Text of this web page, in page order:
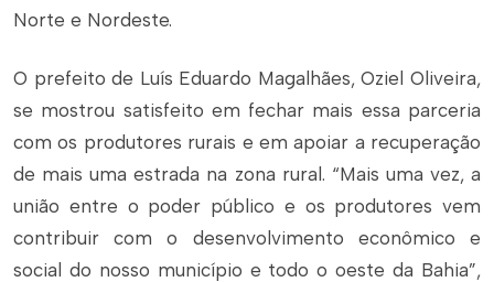
Norte e Nordeste.
O prefeito de Luís Eduardo Magalhães, Oziel Oliveira,
se mostrou satisfeito em fechar mais essa parceria
com os produtores rurais e em apoiar a recuperação
de mais uma estrada na zona rural. “Mais uma vez, a
união entre o poder público e os produtores vem
contribuir com o desenvolvimento econômico e
social do nosso município e todo o oeste da Bahia”,